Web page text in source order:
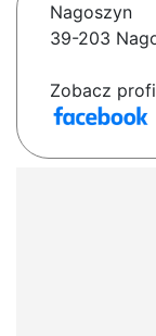
Nagoszyn
39-203
Zobacz